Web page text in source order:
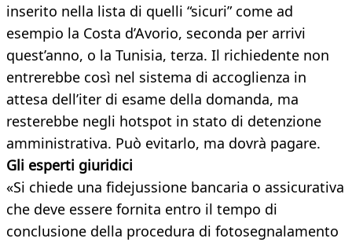
inserito nella lista di quelli “sicuri” come ad
esempio la Costa d’Avorio, seconda per arrivi
quest’anno, o la Tunisia, terza. Il richiedente non
entrerebbe così nel sistema di accoglienza in
attesa dell’iter di esame della domanda, ma
resterebbe negli hotspot in stato di detenzione
amministrativa. Può evitarlo, ma dovrà pagare.
Gli esperti giuridici
«Si chiede una fidejussione bancaria o assicurativa
che deve essere fornita entro il tempo di
conclusione della procedura di fotosegnalamento